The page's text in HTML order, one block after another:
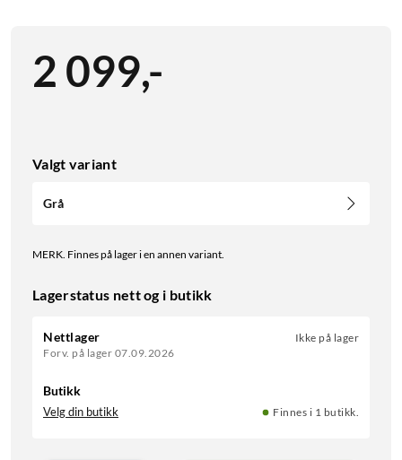
2 099,-
Valgt variant
Grå
MERK. Finnes på lager i en annen variant.
Lagerstatus nett og i butikk
Nettlager
Forv. på lager 07.09.2026
Ikke på lager
Butikk
Velg din butikk Finnes i 1 butikk.